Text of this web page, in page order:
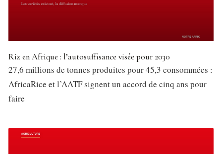
Riz en Afrique : l’autosuffisance visée pour 2030
27,6 millions de tonnes produites pour 45,3 consommées :
AfricaRice et l’AATF signent un accord de cinq ans pour
faire